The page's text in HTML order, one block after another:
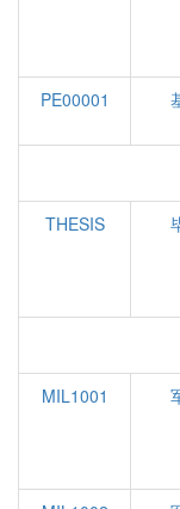
PE00001
THESIS
MIL1001